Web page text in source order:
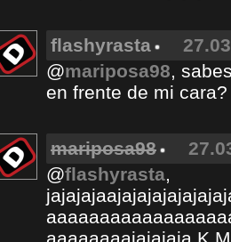
flashyrasta
@mariposa98,
en frente de mi
mariposa98
@flashyrasta,